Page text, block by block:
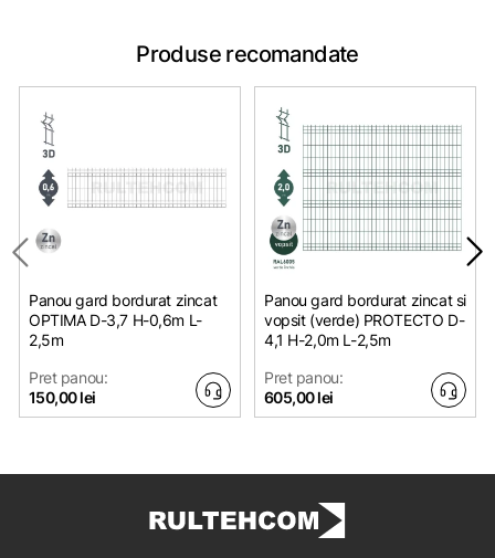
Produse recomandate
Panou gard bordurat zincat
OPTIMA D-3,7 H-0,6m L-
2,5m
Pret panou:
150,00 lei
Panou gard bordurat zincat si
vopsit (verde) PROTECTO D-
4,1 H-2,0m L-2,5m
Pret panou:
605,00 lei